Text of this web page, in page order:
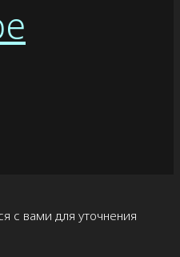
с вами для уточнения